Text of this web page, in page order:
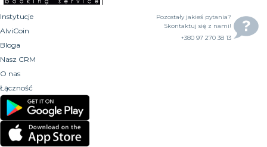
Instytucje
AlviCoin
Bloga
Nasz CRM
O nas
Łączność
Pozostały jakieś pytania?
Skontaktuj się z nami!
+380 97 270 38 13